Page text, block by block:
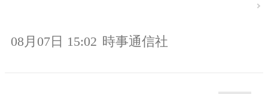
08月07日 15:02 時事通信社